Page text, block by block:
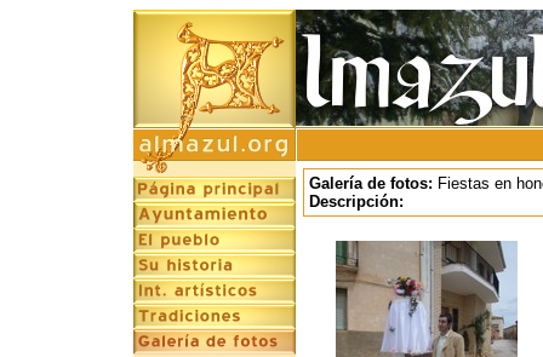
Galería de fotos: Fiestas en
Descripción: